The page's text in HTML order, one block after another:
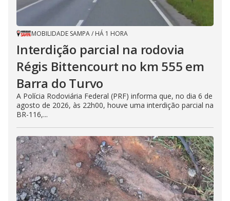
MOBILIDADE SAMPA/ HÁ 1 HORA
Interdição parcial na rodovia
Régis Bittencourt no km 555 em
Barra do Turvo
A Polícia Rodoviária Federal (PRF) informa que, no dia 6 de
agosto de 2026, às 22h00, houve uma interdição parcial na
BR-116,...